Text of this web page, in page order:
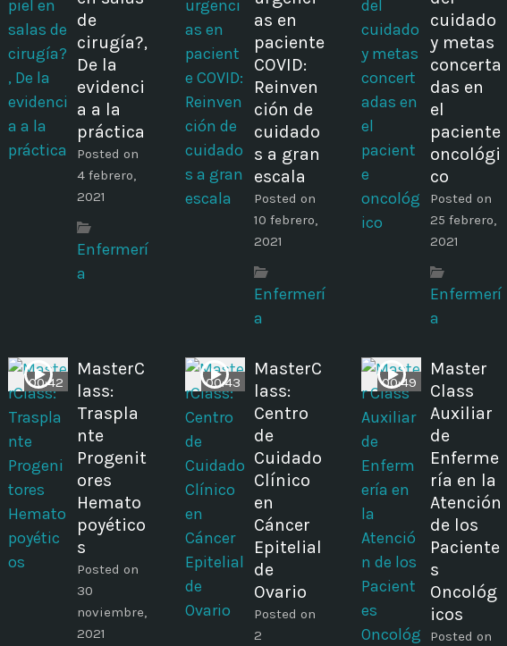
de
cirugía?,
De la
evidenci
a a la
práctica
Posted on
4 febrero,
2021
Enfermerí
a
as en
paciente
COVID:
Reinven
ción de
cuidado
s a gran
escala
Posted on
10 febrero,
2021
Enfermerí
a
cuidado
y metas
concerta
das en
el
paciente
oncológi
co
Posted on
25 febrero,
2021
Enfermerí
a
00:42
MasterC
lass:
Traspla
nte
Progenit
ores
Hemato
poyético
s
Posted on
30
noviembre,
2021
00:43
MasterC
lass:
Centro
de
Cuidado
Clínico
en
Cáncer
Epitelial
de
Ovario
Posted on
2
00:49
Master
Class
Auxiliar
de
Enferme
ría en la
Atención
de los
Paciente
s
Oncológ
icos
Posted on